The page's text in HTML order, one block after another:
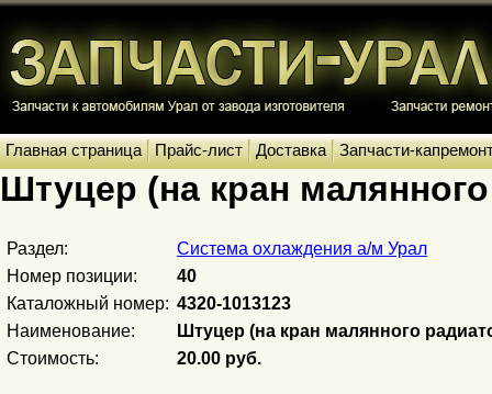
Главная страница Прайс-лист Доставка Запчасти-
Штуцер (на кран
Раздел:
Система охлаждения а/м Урал
Номер позиции:
40
Каталожный номер: 4320-1013123
Наименование:
Штуцер (на кран малянного
Стоимость:
20.00 руб.